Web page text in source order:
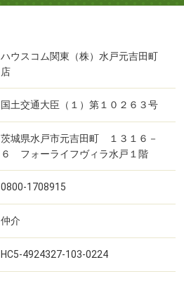
ハウスコム関東（株）水戸元吉田町
店
国土交通大臣（１）第１０２６３号
茨城県水戸市元吉田町 １３１６－
６ フォーライフヴィラ水戸１階
0800-1708915
仲介
HC5-4924327-103-0224